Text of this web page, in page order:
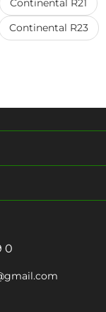
Continental R21
Continental R23
0